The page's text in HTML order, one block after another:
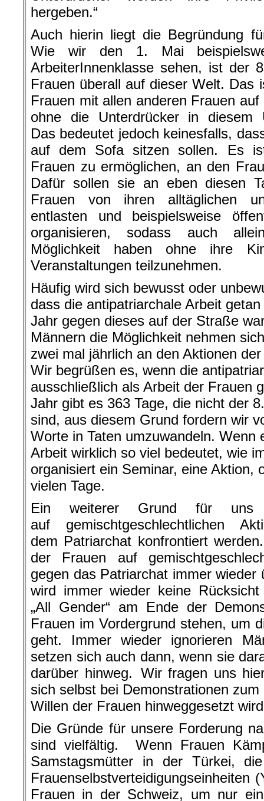
hergeben.“
Auch hierin liegt die Begründung
Wie wir den 1. Mai
ArbeiterInnenklasse sehen, ist der
Frauen überall auf dieser Welt. Das
Frauen mit allen anderen Frauen
ohne die Unterdrücker in diesem
Das bedeutet jedoch keinesfalls,
auf dem Sofa sitzen sollen. Es
Frauen zu ermöglichen, an den
Dafür sollen sie an eben diesen
Frauen von ihren alltäglichen
entlasten und beispielsweise
organisieren, sodass auch
Möglichkeit haben ohne ihre
Veranstaltungen teilzunehmen.
Häufig wird sich bewusst oder
dass die antipatriarchale Arbeit
Jahr gegen dieses auf der Straße
Männern die Möglichkeit nehmen
zwei mal jährlich an den Aktionen
Wir begrüßen es, wenn die
ausschließlich als Arbeit der Frauen
Jahr gibt es 363 Tage, die nicht der
sind, aus diesem Grund fordern wir
Worte in Taten umzuwandeln. Wenn
Arbeit wirklich so viel bedeutet, wie
organisiert ein Seminar, eine Aktion,
vielen Tage.
Ein weiterer Grund für
auf gemischtgeschlechtlichen
dem Patriarchat konfrontiert
der Frauen auf
gegen das Patriarchat immer wieder
wird immer wieder keine
„All Gender“ am Ende der
Frauen im Vordergrund stehen, um
geht. Immer wieder ignorieren
setzen sich auch dann, wenn sie
darüber hinweg. Wir fragen uns
sich selbst bei Demonstrationen
Willen der Frauen hinweggesetzt
Die Gründe für unsere Forderung
sind vielfältig. Wenn Frauen
Samstagsmütter in der Türkei,
Frauenselbstverteidigungseinheiten
Frauen in der Schweiz, um nur